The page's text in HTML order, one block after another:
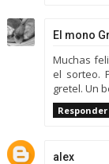
El mono
Muchas
el sorteo.
gretel. Un
Responder
alex